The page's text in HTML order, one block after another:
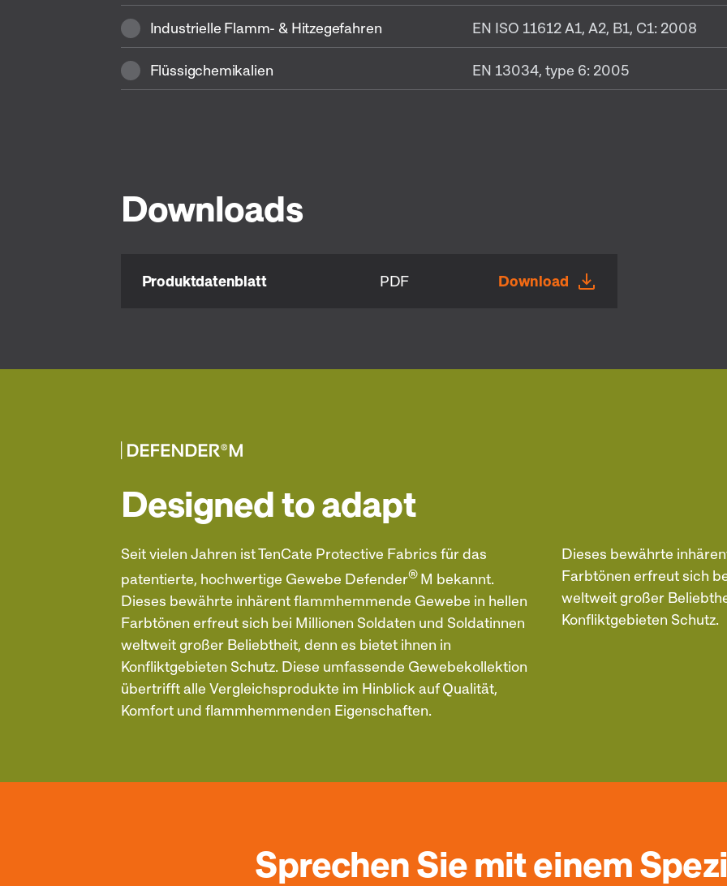
Industrielle Flamm- & Hitzegefahren EN ISO 11612 A1, A2, B1, C1: 2008
Flüssigchemikalien EN 13034, type 6: 2005
Downloads
Produktdatenblatt PDF Download
Designed to adapt
Seit vielen Jahren ist TenCate Protective Fabrics für das
patentierte, hochwertige Gewebe Defender® M bekannt.
Dieses bewährte inhärent flammhemmende Gewebe in hellen
Farbtönen erfreut sich bei Millionen Soldaten und Soldatinnen
weltweit großer Beliebtheit, denn es bietet ihnen in
Konfliktgebieten Schutz. Diese umfassende Gewebekollektion
übertrifft alle Vergleichsprodukte im Hinblick auf Qualität,
Komfort und flammhemmenden Eigenschaften.
Dieses bewährte
Farbtönen erfreut sich
weltweit großer
Konfliktgebieten Schutz.
Sprechen Sie mit einem